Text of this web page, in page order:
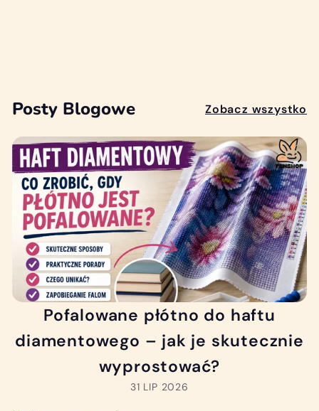
0
z
Posty Blogowe Zobacz wszystko
Pofalowane płótno do haftu
diamentowego – jak je skutecznie
wyprostować?
31 LIP 2026